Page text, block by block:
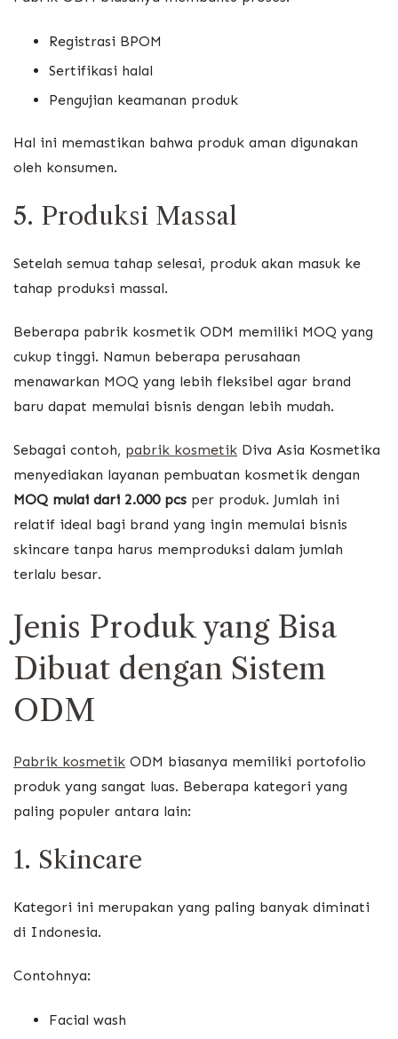
Registrasi BPOM
Sertifikasi halal
Pengujian keamanan produk
Hal ini memastikan bahwa produk aman digunakan
oleh konsumen.
5. Produksi Massal
Setelah semua tahap selesai, produk akan masuk ke
tahap produksi massal.
Beberapa pabrik kosmetik ODM memiliki MOQ yang
cukup tinggi. Namun beberapa perusahaan
menawarkan MOQ yang lebih fleksibel agar brand
baru dapat memulai bisnis dengan lebih mudah.
Sebagai contoh, pabrik kosmetik Diva Asia Kosmetika
menyediakan layanan pembuatan kosmetik dengan
MOQ mulai dari 2.000 pcs per produk. Jumlah ini
relatif ideal bagi brand yang ingin memulai bisnis
skincare tanpa harus memproduksi dalam jumlah
terlalu besar.
Jenis Produk yang Bisa
Dibuat dengan Sistem
ODM
Pabrik kosmetik ODM biasanya memiliki portofolio
produk yang sangat luas. Beberapa kategori yang
paling populer antara lain:
1. Skincare
Kategori ini merupakan yang paling banyak diminati
di Indonesia.
Contohnya:
Facial wash